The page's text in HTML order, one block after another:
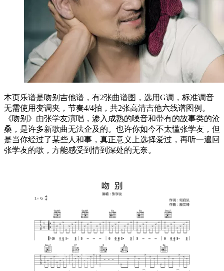
本页乐谱是吻别吉他谱，有2张曲谱图，选用G调，标准调音
无需使用变调夹，节奏4/4拍，共2张高清吉他六线谱图例。
《吻别》由张学友演唱，渗入成熟的嗓音和带有的故事类的沧
桑，是许多新歌曲无法企及的。也许你如今不太懂张学友，但
是当你经过了某些人和事，真正意义上选择爱过，再听一遍回
张学友的歌，方能感受到情到深处的无奈。